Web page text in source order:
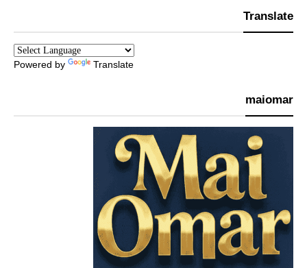
Translate
Powered by Translate
maiomar